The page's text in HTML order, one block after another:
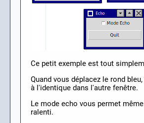
Ce petit exemple est tout
Quand vous déplacez le rond
à l'identique dans l'autre fenêtre.
Le mode echo vous permet
ralenti.